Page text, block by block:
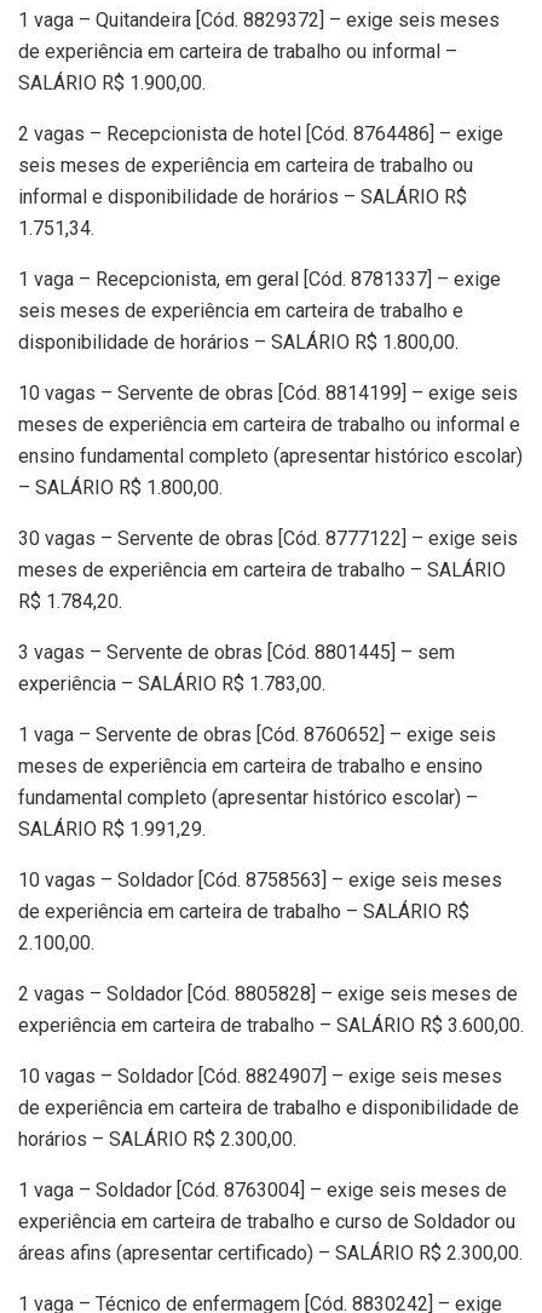
1 vaga – Quitandeira [Cód. 8829372] – exige seis meses
de experiência em carteira de trabalho ou informal –
SALÁRIO R$ 1.900,00.
2 vagas – Recepcionista de hotel [Cód. 8764486] – exige
seis meses de experiência em carteira de trabalho ou
informal e disponibilidade de horários – SALÁRIO R$
1.751,34.
1 vaga – Recepcionista, em geral [Cód. 8781337] – exige
seis meses de experiência em carteira de trabalho e
disponibilidade de horários – SALÁRIO R$ 1.800,00.
10 vagas – Servente de obras [Cód. 8814199] – exige seis
meses de experiência em carteira de trabalho ou informal e
ensino fundamental completo (apresentar histórico escolar)
– SALÁRIO R$ 1.800,00.
30 vagas – Servente de obras [Cód. 8777122] – exige seis
meses de experiência em carteira de trabalho – SALÁRIO
R$ 1.784,20.
3 vagas – Servente de obras [Cód. 8801445] – sem
experiência – SALÁRIO R$ 1.783,00.
1 vaga – Servente de obras [Cód. 8760652] – exige seis
meses de experiência em carteira de trabalho e ensino
fundamental completo (apresentar histórico escolar) –
SALÁRIO R$ 1.991,29.
10 vagas – Soldador [Cód. 8758563] – exige seis meses
de experiência em carteira de trabalho – SALÁRIO R$
2.100,00.
2 vagas – Soldador [Cód. 8805828] – exige seis meses de
experiência em carteira de trabalho – SALÁRIO R$ 3.600,00.
10 vagas – Soldador [Cód. 8824907] – exige seis meses
de experiência em carteira de trabalho e disponibilidade de
horários – SALÁRIO R$ 2.300,00.
1 vaga – Soldador [Cód. 8763004] – exige seis meses de
experiência em carteira de trabalho e curso de Soldador ou
áreas afins (apresentar certificado) – SALÁRIO R$ 2.300,00.
1 vaga – Técnico de enfermagem [Cód. 8830242] – exige